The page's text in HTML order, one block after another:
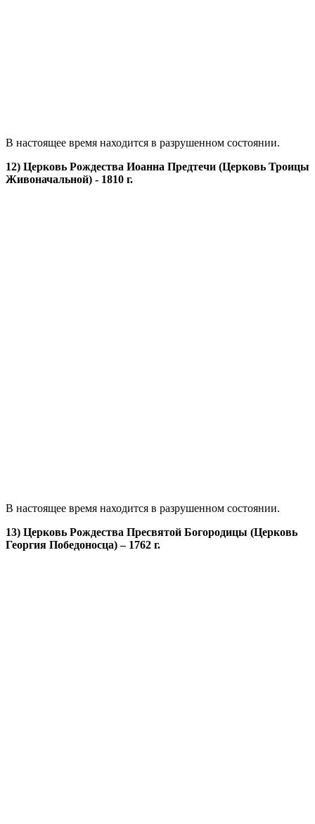
В настоящее время находится в разрушенном состоянии.
12) Церковь Рождества Иоанна Предтечи (Церковь Троицы
Живоначальной) - 1810 г.
В настоящее время находится в разрушенном состоянии.
13) Церковь Рождества Пресвятой Богородицы (Церковь
Георгия Победоносца) – 1762 г.